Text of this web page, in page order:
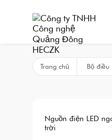
Trang chủ Bộ điều
Nguồn điện LED
trời